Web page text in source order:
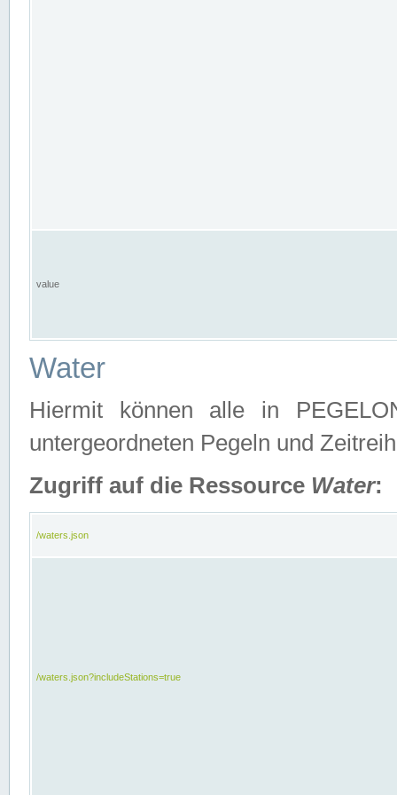
value
Water
Hiermit können alle in
untergeordneten Pegeln und
Zugriff auf die Ressource Water:
/waters.json
/waters.json?includeStations=true